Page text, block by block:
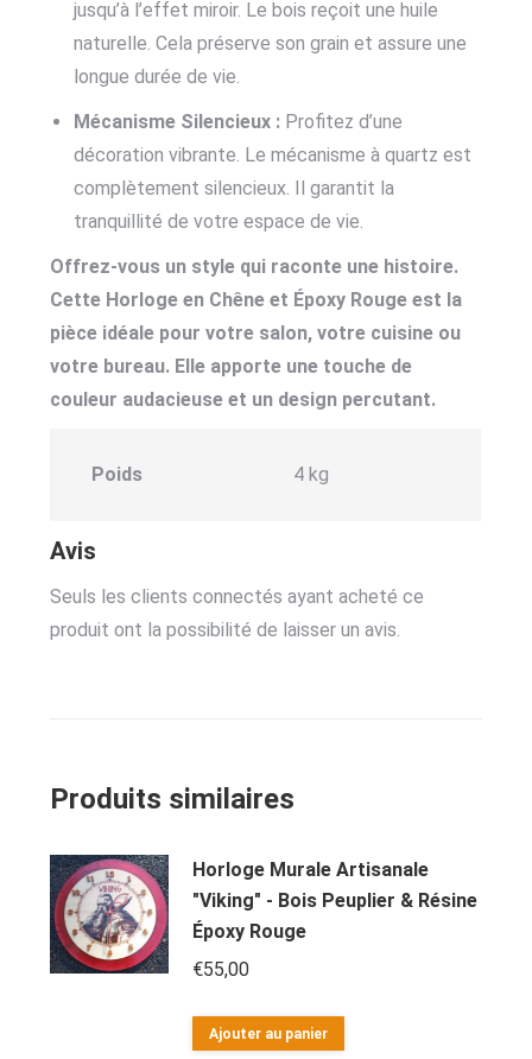
jusqu’à l’effet miroir. Le bois reçoit une huile
naturelle. Cela préserve son grain et assure une
longue durée de vie.
Mécanisme Silencieux : Profitez d’une
décoration vibrante. Le mécanisme à quartz est
complètement silencieux. Il garantit la
tranquillité de votre espace de vie.
Offrez-vous un style qui raconte une histoire.
Cette Horloge en Chêne et Époxy Rouge est la
pièce idéale pour votre salon, votre cuisine ou
votre bureau. Elle apporte une touche de
couleur audacieuse et un design percutant.
Poids 4 kg
Avis
Seuls les clients connectés ayant acheté ce
produit ont la possibilité de laisser un avis.
Produits similaires
Horloge Murale Artisanale
"Viking" - Bois Peuplier & Résine
Époxy Rouge
€55,00
Ajouter au panier